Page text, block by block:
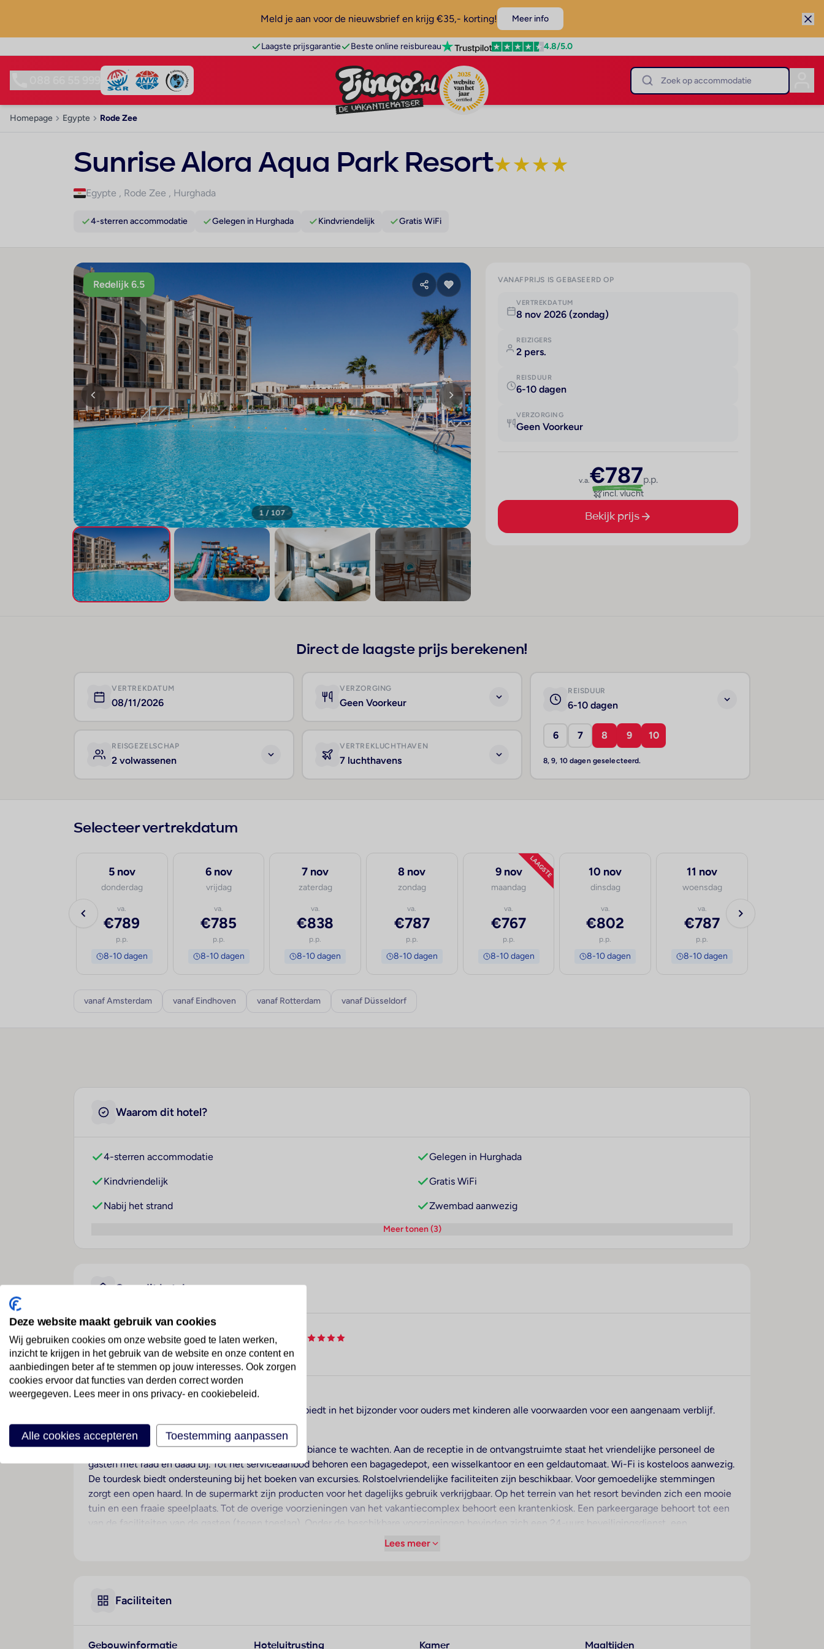
Meld je aan voor de nieuwsbrief en krijg €35,- korting! Meer info
Laagste prijsgarantie Beste online reisbureau 4.8/5.0
Homepage Egypte Rode Zee
Sunrise Alora Aqua Park Resort★★★★
Egypte , Rode Zee , Hurghada
4-sterren accommodatie Gelegen in Hurghada Kindvriendelijk Gratis WiFi
Redelijk 6.5
1 / 107
VANAFPRIJS IS GEBASEERD OP
VERTREKDATUM
8 nov 2026 (zondag)
REIZIGERS
2 pers.
REISDUUR
6-10 dagen
VERZORGING
Geen Voorkeur
v.a.€787p.p.
incl. vlucht
Bekijk prijs
Direct de laagste prijs berekenen!
VERTREKDATUM
08/11/2026
VERZORGING
Geen Voorkeur
REISDUUR
6-10 dagen
6 7 8 9 10
8, 9, 10 dagen geselecteerd.
REISGEZELSCHAP
2 volwassenen
VERTREKLUCHTHAVEN
7 luchthavens
Selecteer vertrekdatum
5 nov
donderdag
va.
€789
p.p.
8-10 dagen
6 nov
vrijdag
va.
€785
p.p.
8-10 dagen
7 nov
zaterdag
va.
€838
p.p.
8-10 dagen
8 nov
zondag
va.
€787
p.p.
8-10 dagen
LAAGSTE
9 nov
maandag
va.
€767
p.p.
8-10 dagen
10 nov
dinsdag
va.
€802
p.p.
8-10 dagen
11 nov
woensdag
va.
€787
p.p.
8-10 dagen
vanaf Amsterdam vanaf Eindhoven vanaf Rotterdam vanaf Düsseldorf
Waarom dit hotel?
4-sterren accommodatie Gelegen in Hurghada
Kindvriendelijk Gratis WiFi
Nabij het strand Zwembad aanwezig
Meer tonen (3)
Over dit hotel
Sunrise Alora Aqua Park Resort
Egypte· Rode Zee · Hurghada
Ligging
Het resort verwelkomt de gasten in Hurghada en biedt in het bijzonder voor ouders met kinderen alle voorwaarden voor een aangenaam verblijf.
Hotelfaciliteiten
In 459 kamers staat de gasten een aangename ambiance te wachten. Aan de receptie in de ontvangstruimte staat het vriendelijke personeel de
gasten met raad en daad bij. Tot het serviceaanbod behoren een bagagedepot, een wisselkantoor en een geldautomaat. Wi-Fi is kosteloos aanwezig.
De tourdesk biedt ondersteuning bij het boeken van excursies. Rolstoelvriendelijke faciliteiten zijn beschikbaar. Voor gemoedelijke stemmingen
zorgt een open haard. In de supermarkt zijn producten voor het dagelijks gebruik verkrijgbaar. Op het terrein van het resort bevinden zich een mooie
tuin en een fraaie speelplaats. Tot de overige voorzieningen van het vakantiecomplex behoort een krantenkiosk. Een parkeergarage behoort tot een
van de faciliteiten van de gasten (tegen toeslag). Onder de beschikbare voorzieningen bevinden zich een 24-uurs beveiligingsdienst, een
oppasservice, een autoverhuur, een medische dienst, een kamerservice tegen betaling, een wasservice, een muntwasserette en een piccolo-
kluis en tegen betaling een minibar zijn eveneens voorhanden. Ook een koelkast behoort tot de standaardvoorzieningen. Bovendien zijn een
Lees meer
Faciliteiten
Gebouwinformatie Hoteluitrusting Kamer Maaltijden
Deze website maakt gebruik van cookies
Wij gebruiken cookies om onze website goed te laten werken,
inzicht te krijgen in het gebruik van de website en onze content en
aanbiedingen beter af te stemmen op jouw interesses. Ook zorgen
cookies ervoor dat functies van derden correct worden
weergegeven. Lees meer in ons privacy- en cookiebeleid.
Alle cookies accepteren Toestemming aanpassen